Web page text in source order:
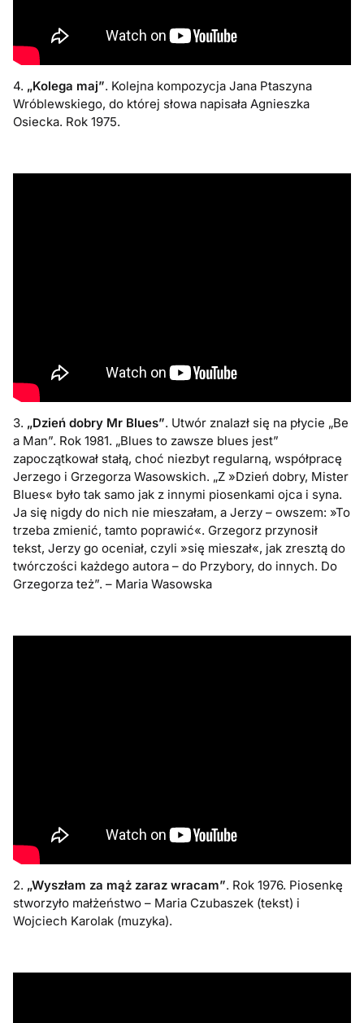
4. „Kolega maj”. Kolejna kompozycja Jana Ptaszyna
Wróblewskiego, do której słowa napisała Agnieszka
Osiecka. Rok 1975.
3. „Dzień dobry Mr Blues”. Utwór znalazł się na płycie „Be
a Man”. Rok 1981. „Blues to zawsze blues jest”
zapoczątkował stałą, choć niezbyt regularną, współpracę
Jerzego i Grzegorza Wasowskich. „Z »Dzień dobry, Mister
Blues« było tak samo jak z innymi piosenkami ojca i syna.
Ja się nigdy do nich nie mieszałam, a Jerzy – owszem: »To
trzeba zmienić, tamto poprawić«. Grzegorz przynosił
tekst, Jerzy go oceniał, czyli »się mieszał«, jak zresztą do
twórczości każdego autora – do Przybory, do innych. Do
Grzegorza też”. – Maria Wasowska
2. „Wyszłam za mąż zaraz wracam”. Rok 1976. Piosenkę
stworzyło małżeństwo – Maria Czubaszek (tekst) i
Wojciech Karolak (muzyka).